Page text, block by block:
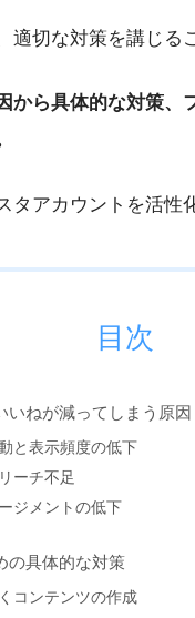
切な対策を講じる
から具体的な対策、
アカウントを活性
目次
いねが減ってしまう原因
と表示頻度の低下
ーチ不足
ジメントの低下
の具体的な対策
コンテンツの作成